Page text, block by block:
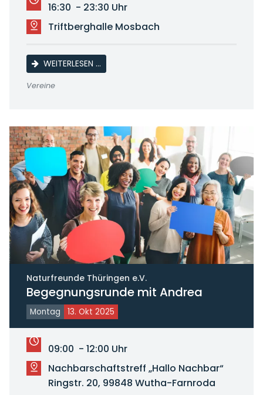
16:30 - 23:30 Uhr
Triftberghalle Mosbach
WEITERLESEN …MOSBACHER KIRMES
Vereine
Naturfreunde Thüringen e.V.
Begegnungsrunde mit Andrea
Montag 13. Okt 2025
09:00 - 12:00 Uhr
Nachbarschaftstreff „Hallo Nachbar“
Ringstr. 20, 99848 Wutha-Farnroda